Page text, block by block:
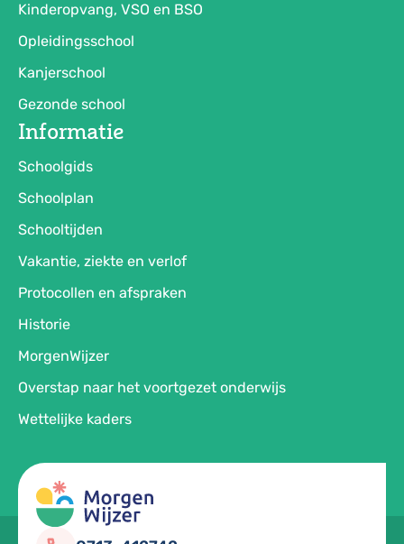
Kinderopvang, VSO en BSO
Opleidingsschool
Kanjerschool
Gezonde school
Informatie
Schoolgids
Schoolplan
Schooltijden
Vakantie, ziekte en verlof
Protocollen en afspraken
Historie
MorgenWijzer
Overstap naar het voortgezet onderwijs
Wettelijke kaders